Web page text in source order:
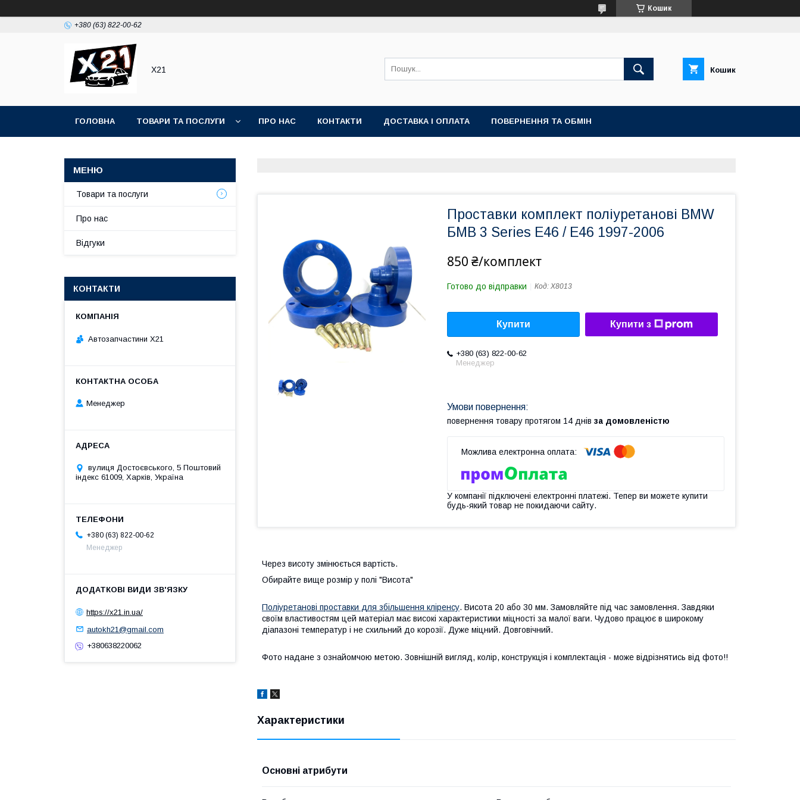
Кошик
+380 (63) 822-00-62
Х21 Кошик
ГОЛОВНА ТОВАРИ ТА ПОСЛУГИ ПРО НАС КОНТАКТИ ДОСТАВКА І ОПЛАТА ПОВЕРНЕННЯ ТА ОБМІН
Проставки комплект поліуретанові BMW
БМВ 3 Series E46 / Е46 1997-2006
850 ₴/комплект
Готово до відправки Код: X8013
Купити Купити з
+380 (63) 822-00-62
Менеджер
повернення товару протягом 14 днів за домовленістю
У компанії підключені електронні платежі. Тепер ви можете купити
будь-який товар не покидаючи сайту.
Через висоту змінюється вартість.
Обирайте вище розмір у полі "Висота"
Поліуретанові проставки для збільшення кліренсу. Висота 20 або 30 мм. Замовляйте під час замовлення. Завдяки
своїм властивостям цей матеріал має високі характеристики міцності за малої ваги. Чудово працює в широкому
діапазоні температур і не схильний до корозії. Дуже міцний. Довговічний.
Фото надане з ознайомчою метою. Зовнішній вигляд, колір, конструкція і комплектація - може відрізнятись від фото!!
Характеристики
Основні атрибути
Товари та послуги
Про нас
Відгуки
КОНТАКТИ
Автозапчастини X21
Менеджер
вулиця Достоєвського, 5 Поштовий
індекс 61009, Харків, Україна
+380 (63) 822-00-62
Менеджер
https://x21.in.ua/
autokh21@gmail.com
+380638220062